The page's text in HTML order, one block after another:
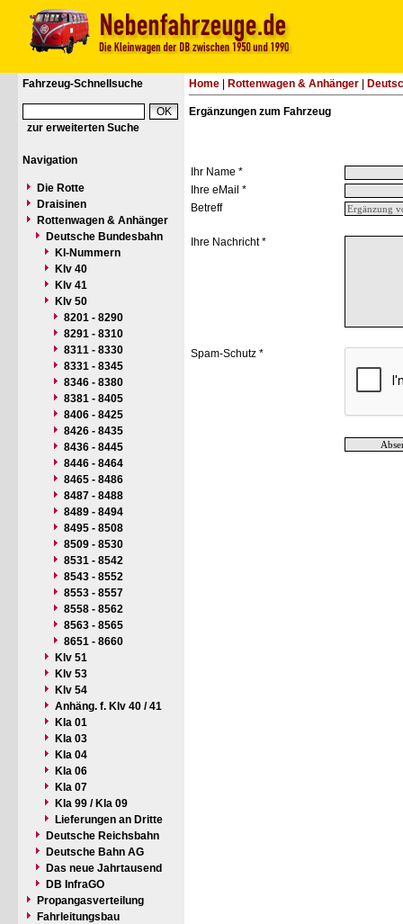
Fahrzeug-Schnellsuche
zur erweiterten Suche
Navigation
Die Rotte
Draisinen
Rottenwagen & Anhänger
Deutsche Bundesbahn
Kl-Nummern
Klv 40
Klv 41
Klv 50
8201 - 8290
8291 - 8310
8311 - 8330
8331 - 8345
8346 - 8380
8381 - 8405
8406 - 8425
8426 - 8435
8436 - 8445
8446 - 8464
8465 - 8486
8487 - 8488
8489 - 8494
8495 - 8508
8509 - 8530
8531 - 8542
8543 - 8552
8553 - 8557
8558 - 8562
8563 - 8565
8651 - 8660
Klv 51
Klv 53
Klv 54
Anhäng. f. Klv 40 / 41
Kla 01
Kla 03
Kla 04
Kla 06
Kla 07
Kla 99 / Kla 09
Lieferungen an Dritte
Deutsche Reichsbahn
Deutsche Bahn AG
Das neue Jahrtausend
DB InfraGO
Propangasverteilung
Fahrleitungsbau
Home Rottenwagen & Anhänger
Ergänzungen zum Fahrzeug
Ihr Name *
Ihre eMail *
Betreff
Ihre Nachricht *
Spam-Schutz *